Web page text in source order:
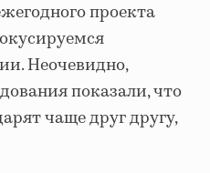
проекта
Неочевидно,
показали, что
чаще друг другу,